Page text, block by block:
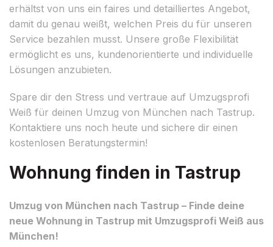
erhältst von uns ein faires und detailliertes Angebot,
damit du genau weißt, welchen Preis du für unseren
Service bezahlen musst. Unsere große Flexibilität
ermöglicht es uns, kundenorientierte und individuelle
Lösungen anzubieten.
Spare dir den Stress und vertraue auf Umzugsprofi
Weiß für deinen Umzug von München nach Tastrup.
Kontaktiere uns noch heute und sichere dir einen
kostenlosen Beratungstermin!
Wohnung finden in Tastrup
Umzug von München nach Tastrup – Finde deine
neue Wohnung in Tastrup mit Umzugsprofi Weiß aus
München!